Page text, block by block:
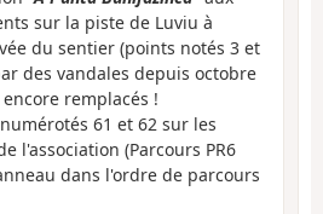
sur la piste de Luviu à
du sentier (points notés 3 et
des vandales depuis octobre
remplacés !
61 et 62 sur les
l'association (Parcours PR6
dans l'ordre de parcours